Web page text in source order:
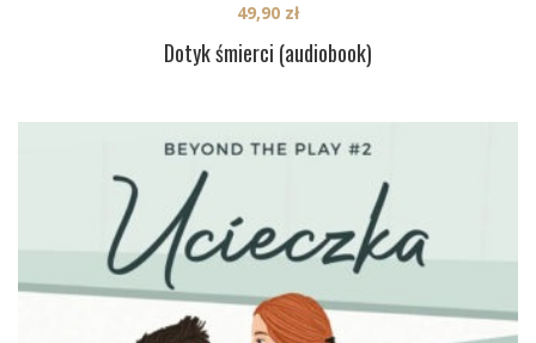
Dotyk śmierci (audiobook)
49,90 zł